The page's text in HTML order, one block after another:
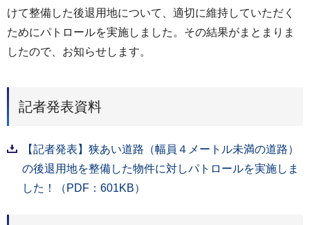
けて整備した後退用地について、適切に維持していただく
ためにパトロールを実施しました。その結果がまとまりま
したので、お知らせします。
記者発表資料
【記者発表】狭あい道路（幅員４メートル未満の道路）
の後退用地を整備した物件に対しパトロールを実施しま
した！（PDF：601KB）